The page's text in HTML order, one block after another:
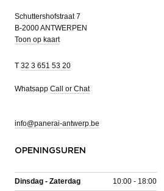
Schuttershofstraat 7
B-2000 ANTWERPEN
Toon op kaart
T 32 3 651 53 20
Whatsapp Call or Chat
info@panerai-antwerp.be
OPENINGSUREN
Dinsdag - Zaterdag 10:00 - 18:00